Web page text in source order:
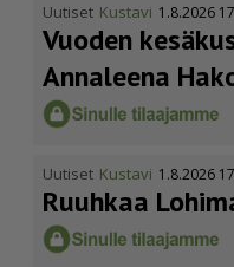
Uutiset Kustavi 1.8.2026
Vuoden
Annaleena
Uutiset Kustavi 1.8.2026
Ruuhkaa